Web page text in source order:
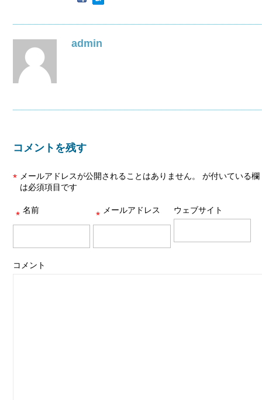
admin
コメントを残す
メールアドレスが公開されることはありません。
*
が付いている欄
は必須項目です
名前
* メールアドレス
* ウェブサイト
コメント